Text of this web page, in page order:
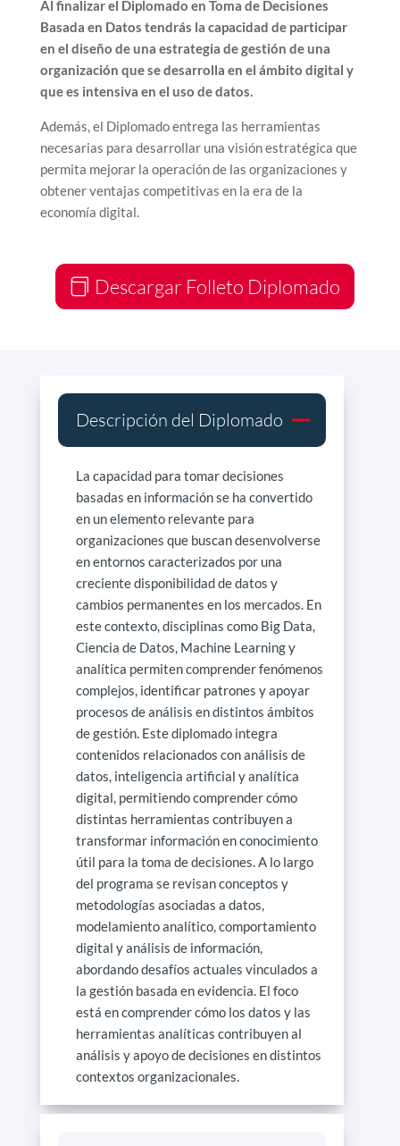
Al finalizar el Diplomado en Toma de Decisiones
Basada en Datos tendrás la capacidad de participar
en el diseño de una estrategia de gestión de una
organización que se desarrolla en el ámbito digital y
que es intensiva en el uso de datos.
Además, el Diplomado entrega las herramientas
necesarias para desarrollar una visión estratégica que
permita mejorar la operación de las organizaciones y
obtener ventajas competitivas en la era de la
economía digital.
Descargar Folleto Diplomado
Descripción del Diplomado
La capacidad para tomar decisiones
basadas en información se ha convertido
en un elemento relevante para
organizaciones que buscan desenvolverse
en entornos caracterizados por una
creciente disponibilidad de datos y
cambios permanentes en los mercados. En
este contexto, disciplinas como Big Data,
Ciencia de Datos, Machine Learning y
analítica permiten comprender fenómenos
complejos, identificar patrones y apoyar
procesos de análisis en distintos ámbitos
de gestión. Este diplomado integra
contenidos relacionados con análisis de
datos, inteligencia artificial y analítica
digital, permitiendo comprender cómo
distintas herramientas contribuyen a
transformar información en conocimiento
útil para la toma de decisiones. A lo largo
del programa se revisan conceptos y
metodologías asociadas a datos,
modelamiento analítico, comportamiento
digital y análisis de información,
abordando desafíos actuales vinculados a
la gestión basada en evidencia. El foco
está en comprender cómo los datos y las
herramientas analíticas contribuyen al
análisis y apoyo de decisiones en distintos
contextos organizacionales.